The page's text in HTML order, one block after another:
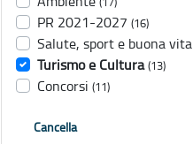
PR 2021-2027 (16)
Salute, sport e buona vita
Turismo e Cultura (13)
Concorsi (11)
Cancella